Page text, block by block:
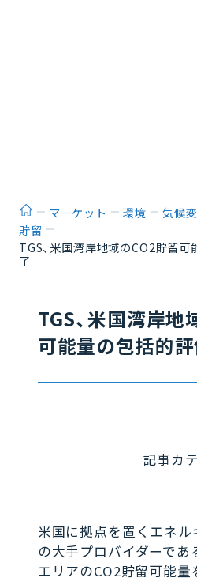
ホームマーケット 環境 気候
貯留
TGS、米国湾岸地域のCO2貯留
了
TGS、米国湾岸地
可能量の包括的
記事カ
米国に拠点を置くエネ
の大手プロバイダーであ
エリアのCO2貯留可能